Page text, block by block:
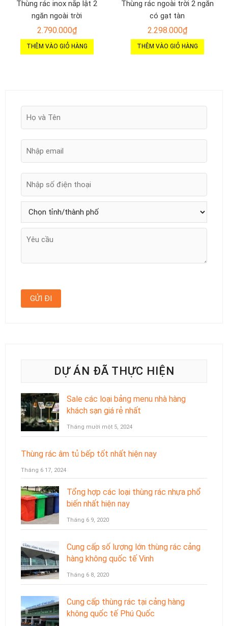
Thùng rác inox nắp lật 2
ngăn ngoài trời
2.790.000₫
THÊM VÀO GIỎ HÀNG
Thùng rác ngoài trời 2 ngăn
có gạt tàn
2.298.000₫
THÊM VÀO GIỎ HÀNG
DỰ ÁN ĐÃ THỰC HIỆN
Sale các loại bảng menu nhà hàng
khách sạn giá rẻ nhất
Tháng mười một 5, 2024
Thùng rác âm tủ bếp tốt nhất hiện nay
Tháng 6 17, 2024
Tổng hợp các loại thùng rác nhựa phổ
biến nhất hiện nay
Tháng 6 9, 2020
Cung cấp số lượng lớn thùng rác cảng
hàng không quốc tế Vinh
Tháng 6 8, 2020
Cung cấp thùng rác tại cảng hàng
không quốc tế Phú Quốc